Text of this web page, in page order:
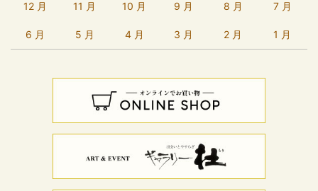
12 月 11 月 10 月 9 月 8 月 7 月
6 月 5 月 4 月 3 月 2 月 1 月